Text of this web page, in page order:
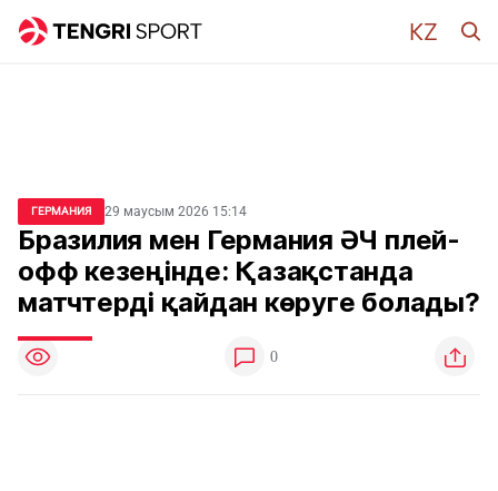
ГЕРМАНИЯ 29 маусым 2026 15:14
Бразилия мен Германия ӘЧ плей-
офф кезеңінде: Қазақстанда
матчтерді қайдан көруге болады?
0